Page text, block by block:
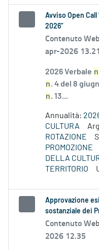
Avviso Open
2026”
Contenuto
apr-2026 13.21
2026 Verbale n
n. 4 del 8
n. 13...
Annualità:
CULTURA
ROTAZIONE
PROMOZIONE
DELLA
TERRITORIO
Approvazione
sostanziale dei
Contenuto
2026 12.35